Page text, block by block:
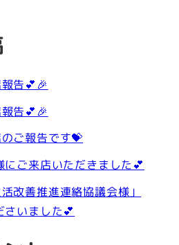
告💕🎉
告💕🎉
ご報告です💝
ご来店いただきました💕
改善推進連絡協議会様」
いました💕